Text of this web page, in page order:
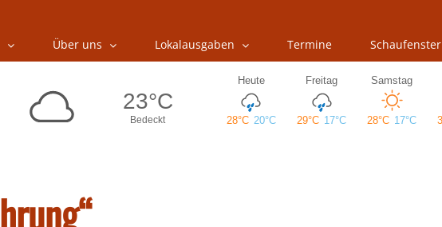
Über uns Lokalausgaben Termine Schaufenster